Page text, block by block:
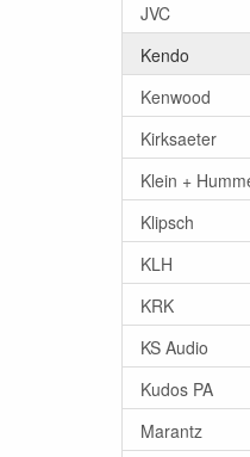
JVC
Kendo
Kenwood
Kirksaeter
Klein +
Klipsch
KLH
KRK
KS Audio
Kudos PA
Marantz